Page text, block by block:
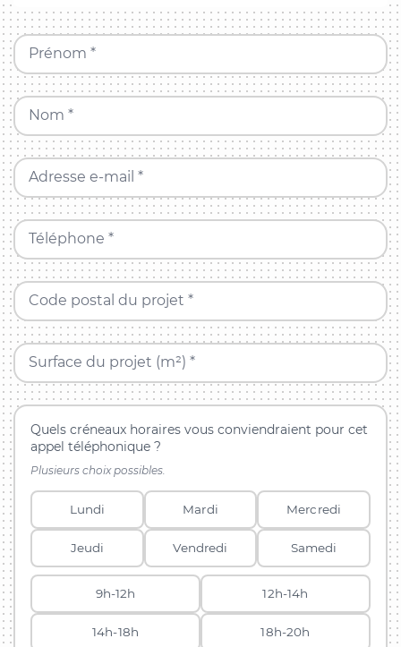
Prénom *
Nom *
Adresse e-mail *
Téléphone *
Code postal du projet *
Surface du projet (m²) *
Quels créneaux horaires vous conviendraient pour cet
appel téléphonique ?
Plusieurs choix possibles.
Lundi Mardi Mercredi
Jeudi Vendredi Samedi
9h-12h 12h-14h
14h-18h 18h-20h